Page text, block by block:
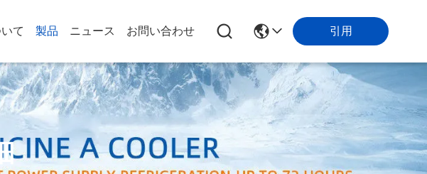
て 製品 ニュース お問い合わせ 引用